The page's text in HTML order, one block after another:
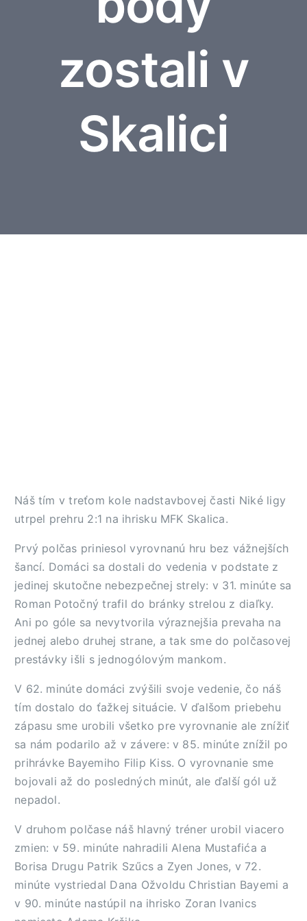
Médiá
zostali v
Skalici
Náš tím v treťom kole nadstavbovej časti Niké ligy
utrpel prehru 2:1 na ihrisku MFK Skalica.
Prvý polčas priniesol vyrovnanú hru bez vážnejších
šancí. Domáci sa dostali do vedenia v podstate z
jedinej skutočne nebezpečnej strely: v 31. minúte sa
Roman Potočný trafil do bránky strelou z diaľky.
Ani po góle sa nevytvorila výraznejšia prevaha na
jednej alebo druhej strane, a tak sme do polčasovej
prestávky išli s jednogólovým mankom.
V 62. minúte domáci zvýšili svoje vedenie, čo náš
tím dostalo do ťažkej situácie. V ďalšom priebehu
zápasu sme urobili všetko pre vyrovnanie ale znížiť
sa nám podarilo až v závere: v 85. minúte znížil po
prihrávke Bayemiho Filip Kiss. O vyrovnanie sme
bojovali až do posledných minút, ale ďalší gól už
nepadol.
V druhom polčase náš hlavný tréner urobil viacero
zmien: v 59. minúte nahradili Alena Mustafića a
Borisa Drugu Patrik Szűcs a Zyen Jones, v 72.
minúte vystriedal Dana Ožvoldu Christian Bayemi a
v 90. minúte nastúpil na ihrisko Zoran Ivanics